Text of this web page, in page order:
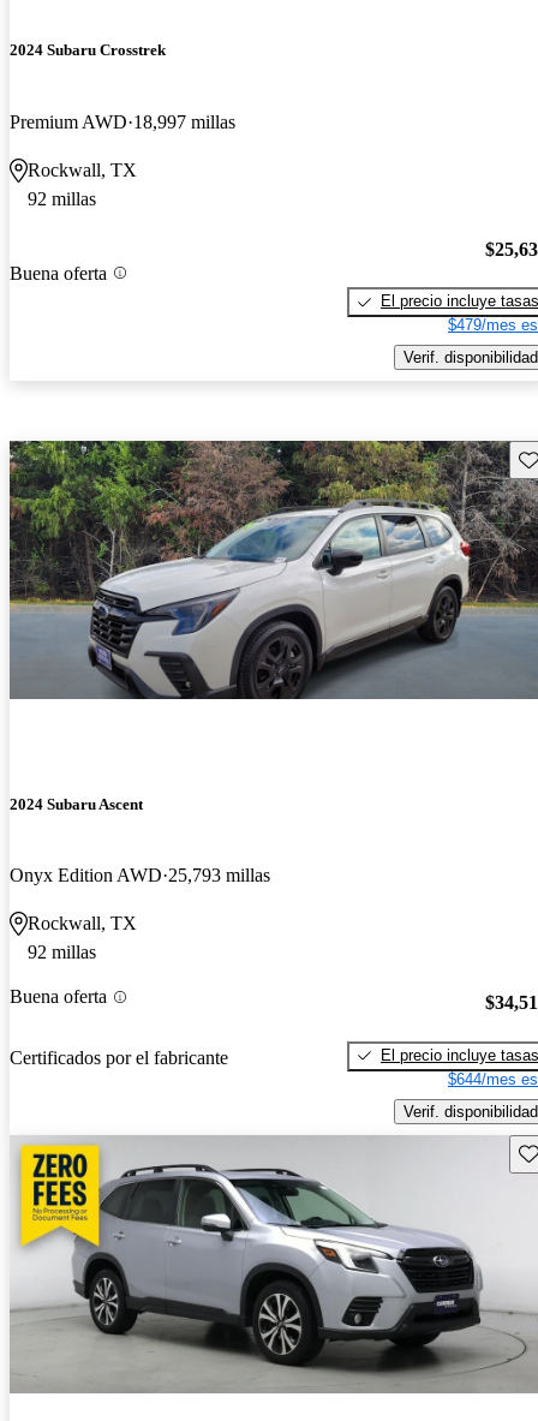
2024 Subaru Crosstrek
Premium AWD 18,997 millas
Rockwall, TX
92 millas
Buena oferta
El precio incluye tasas
$479/mes
Verif. disponibilidad
2024 Subaru Ascent
Onyx Edition AWD 25,793 millas
Rockwall, TX
92 millas
Buena oferta
Certificados por el fabricante
El precio incluye tasas
$644/mes
Verif. disponibilidad